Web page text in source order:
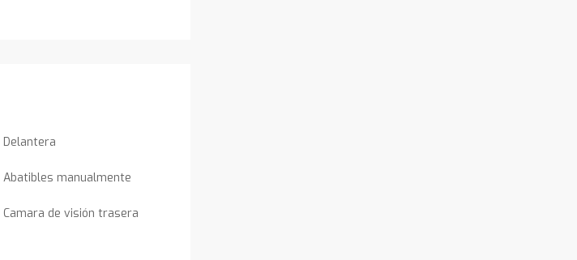
Delantera
Abatibles manualmente
Camara de visión trasera